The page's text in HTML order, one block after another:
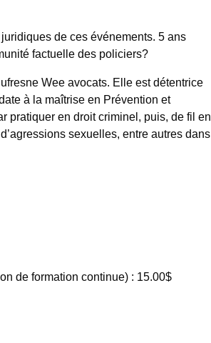
de ces événements. 5 ans
factuelle des policiers?
Wee avocats. Elle est détentrice
à la maîtrise en Prévention et
pratiquer en droit criminel, puis, de fil en
sexuelles, entre autres dans
de formation continue) : 15.00$